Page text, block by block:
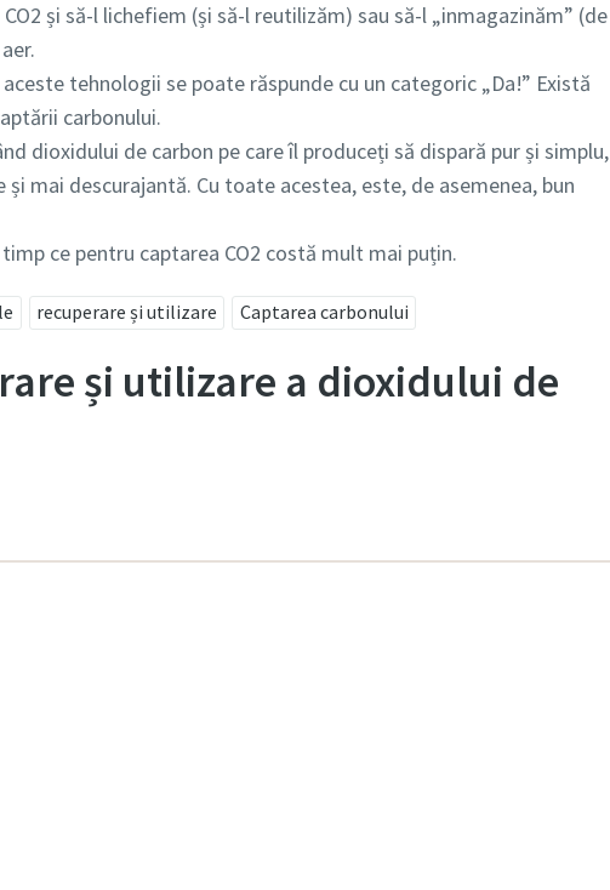
și să-l lichefiem (și să-l reutilizăm) sau să-l „inmagazinăm” (de
tehnologii se poate răspunde cu un categoric „Da!” Există
carbonului.
dioxidului de carbon pe care îl produceți să dispară pur și simplu,
mai descurajantă. Cu toate acestea, este, de asemenea, bun
ce pentru captarea CO2 costă mult mai puțin.
recuperare și utilizare Captarea carbonului
și utilizare a dioxidului de